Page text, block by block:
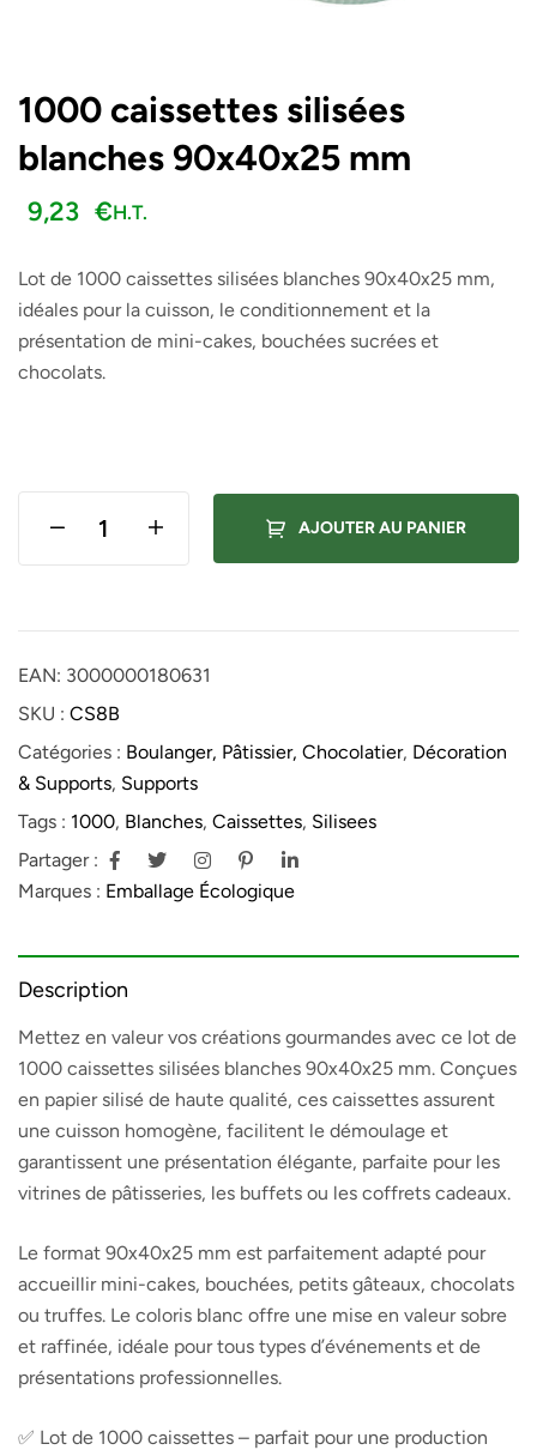
1000 caissettes silisées
blanches 90x40x25 mm
9,23 €H.T.
Lot de 1000 caissettes silisées blanches 90x40x25 mm,
idéales pour la cuisson, le conditionnement et la
présentation de mini-cakes, bouchées sucrées et
chocolats.
AJOUTER AU PANIER
EAN: 3000000180631
SKU : CS8B
Catégories : Boulanger, Pâtissier, Chocolatier, Décoration
& Supports, Supports
Tags : 1000, Blanches, Caissettes, Silisees
Partager :
Marques : Emballage Écologique
Description
Mettez en valeur vos créations gourmandes avec ce lot de
1000 caissettes silisées blanches 90x40x25 mm. Conçues
en papier silisé de haute qualité, ces caissettes assurent
une cuisson homogène, facilitent le démoulage et
garantissent une présentation élégante, parfaite pour les
vitrines de pâtisseries, les buffets ou les coffrets cadeaux.
Le format 90x40x25 mm est parfaitement adapté pour
accueillir mini-cakes, bouchées, petits gâteaux, chocolats
ou truffes. Le coloris blanc offre une mise en valeur sobre
et raffinée, idéale pour tous types d’événements et de
présentations professionnelles.
✅ Lot de 1000 caissettes – parfait pour une production